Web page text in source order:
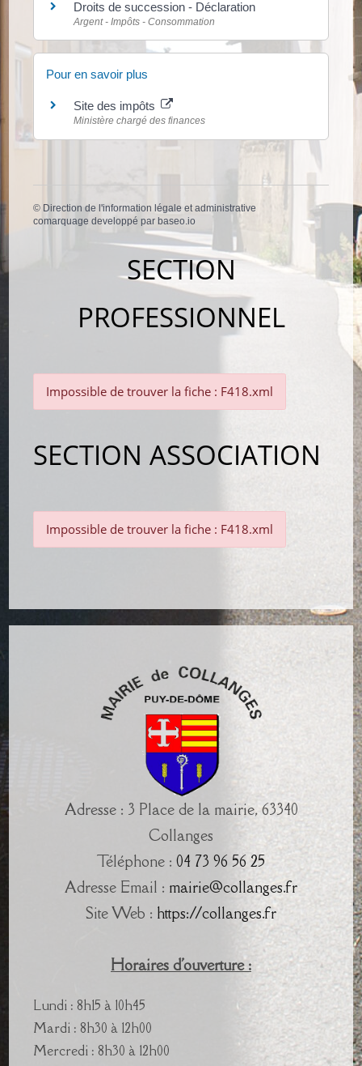
Droits de succession - Déclaration
Argent - Impôts - Consommation
Pour en savoir plus
Site des impôts
Ministère chargé des finances
© Direction de l'information légale et administrative
comarquage developpé parbaseo.io
SECTION
PROFESSIONNEL
Impossible de trouver la fiche : F418.xml
SECTION ASSOCIATION
Impossible de trouver la fiche : F418.xml
Adresse : 3 Place de la mairie, 63340
Collanges
Téléphone : 04 73 96 56 25
Adresse Email : mairie@collanges.fr
Site Web : https://collanges.fr
Horaires d'ouverture :
Lundi : 8h15 à 10h45
Mardi : 8h30 à 12h00
Mercredi : 8h30 à 12h00